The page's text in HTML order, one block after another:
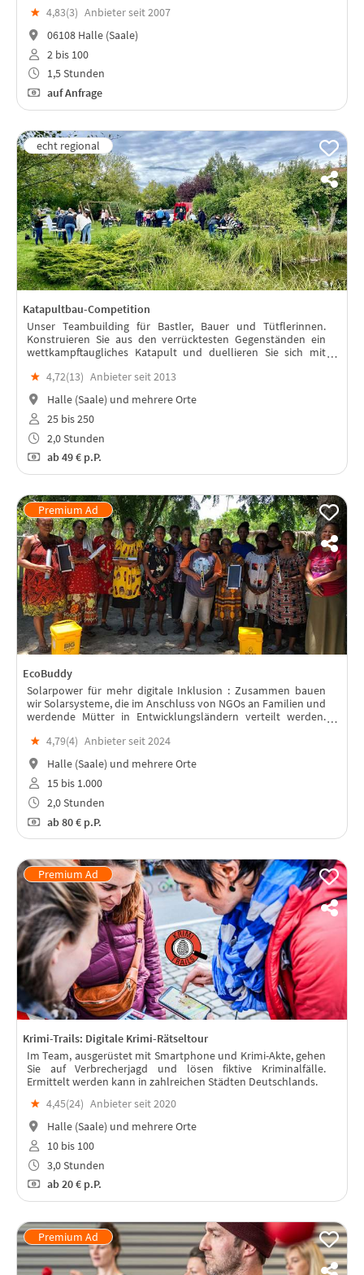
★ 4,83(3) Anbieter seit 2007
06108 Halle (Saale)
2 bis 100
1,5 Stunden
auf Anfrage
Katapultbau-Competition
Unser Teambuilding für Bastler, Bauer und Tütflerinnen.
Konstruieren Sie aus den verrücktesten Gegenständen ein
wettkampftaugliches Katapult und duellieren Sie sich mit
★ 4,72(13) Anbieter seit 2013
Halle (Saale) und mehrere Orte
25 bis 250
2,0 Stunden
ab49 € p.P.
EcoBuddy
Solarpower für mehr digitale Inklusion : Zusammen bauen
wir Solarsysteme, die im Anschluss von NGOs an Familien und
werdende Mütter in Entwicklungsländern verteilt werden.
★ 4,79(4) Anbieter seit 2024
Halle (Saale) und mehrere Orte
15 bis 1.000
2,0 Stunden
ab80 € p.P.
Krimi-Trails: Digitale Krimi-Rätseltour
Im Team, ausgerüstet mit Smartphone und Krimi-Akte, gehen
Sie auf Verbrecherjagd und lösen fiktive Kriminalfälle.
Ermittelt werden kann in zahlreichen Städten Deutschlands.
★ 4,45(24) Anbieter seit 2020
Halle (Saale) und mehrere Orte
10 bis 100
3,0 Stunden
ab20 € p.P.